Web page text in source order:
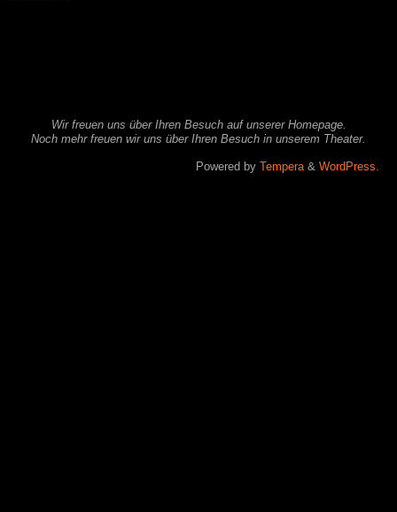
Wir freuen uns über Ihren Besuch auf unserer Homepage.
Noch mehr freuen wir uns über Ihren Besuch in unserem Theater.
Powered by Tempera& WordPress.